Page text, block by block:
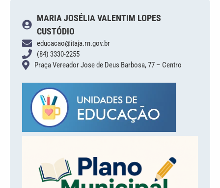
MARIA JOSÉLIA VALENTIM LOPES
CUSTÓDIO
educacao@itaja.rn.gov.br
(84) 3330-2255
Praça Vereador Jose de Deus Barbosa, 77 – Centro